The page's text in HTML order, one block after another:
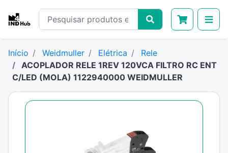
Início Weidmuller Elétrica
Rele
ACOPLADOR RELE 1REV 120VCA FILTRO RC ENT
C/LED (MOLA) 1122940000 WEIDMULLER